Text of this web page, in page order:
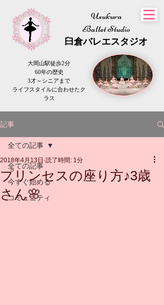
Usukura
Ballet Studio
​臼倉バレエスタジオ
大岡山駅徒歩2分
60年の歴史
3才～シニアまで
​ライフスタイルに合わせたク
ラス
記事
全ての記事
今すぐ始める
コミュニティ
全ての記事
プリンセスの座り方♪3歳
さん🌸
2018年4月13日 読了時間: 1分